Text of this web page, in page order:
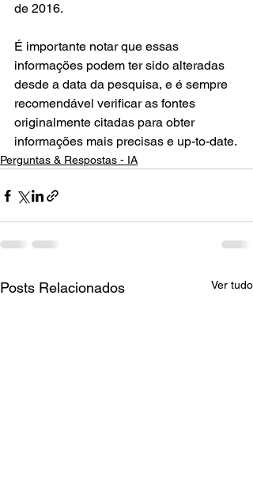
de 2016.
É importante notar que essas
informações podem ter sido alteradas
desde a data da pesquisa, e é sempre
recomendável verificar as fontes
originalmente citadas para obter
informações mais precisas e up-to-date.
Perguntas & Respostas - IA
Posts Relacionados Ver tudo